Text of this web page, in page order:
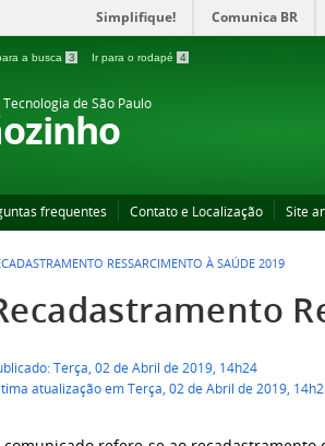
Simplifique! Comunica BR
a busca 3 Ir para o rodapé 4
de São Paulo
frequentes Contato e Localização Site
RESSARCIMENTO À SAÚDE 2019
Terça, 02 de Abril de 2019, 14h24
atualização em Terça, 02 de Abril de 2019,